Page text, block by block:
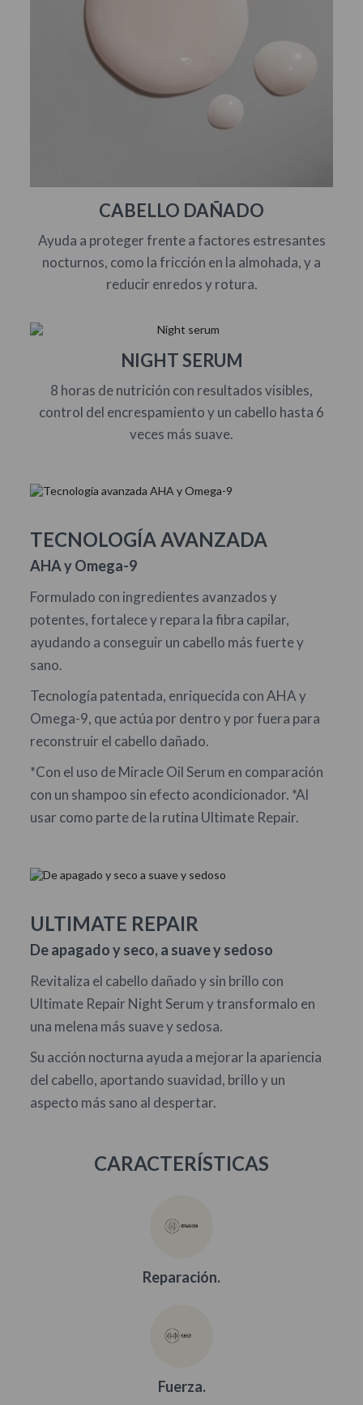
CABELLO DAÑADO
Ayuda a proteger frente a factores estresantes
nocturnos, como la fricción en la almohada, y a
reducir enredos y rotura.
NIGHT SERUM
8 horas de nutrición con resultados visibles,
control del encrespamiento y un cabello hasta 6
veces más suave.
TECNOLOGÍA AVANZADA
AHA y Omega-9
Formulado con ingredientes avanzados y
potentes, fortalece y repara la fibra capilar,
ayudando a conseguir un cabello más fuerte y
sano.
Tecnología patentada, enriquecida con AHA y
Omega-9, que actúa por dentro y por fuera para
reconstruir el cabello dañado.
*Con el uso de Miracle Oil Serum en comparación
con un shampoo sin efecto acondicionador. *Al
usar como parte de la rutina Ultimate Repair.
ULTIMATE REPAIR
De apagado y seco, a suave y sedoso
Revitaliza el cabello dañado y sin brillo con
Ultimate Repair Night Serum y transformalo en
una melena más suave y sedosa.
Su acción nocturna ayuda a mejorar la apariencia
del cabello, aportando suavidad, brillo y un
aspecto más sano al despertar.
CARACTERÍSTICAS
Reparación.
Fuerza.